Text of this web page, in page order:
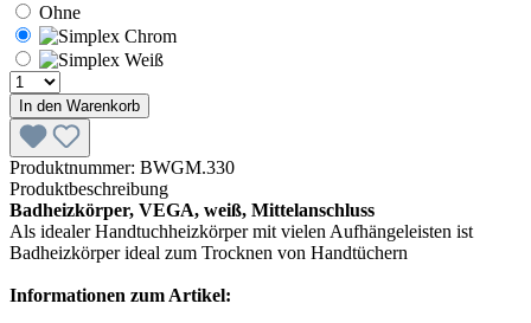
Ohne
In den Warenkorb
Produktnummer: BWGM.330
Produktbeschreibung
Badheizkörper, VEGA, weiß, Mittelanschluss
Als idealer Handtuchheizkörper mit vielen Aufhängeleisten ist
Badheizkörper ideal zum Trocknen von Handtüchern
Informationen zum Artikel: